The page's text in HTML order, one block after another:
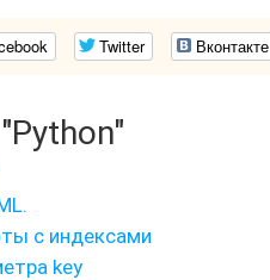
Twitter Вконтакте
с индексами
key